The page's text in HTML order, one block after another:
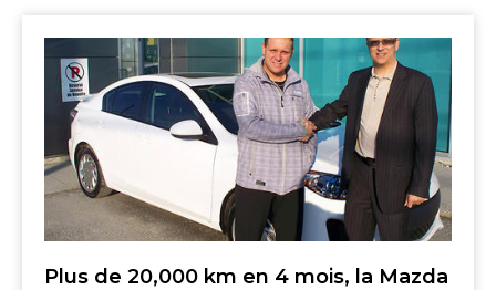
Plus de 20,000 km en 4 mois, la Mazda